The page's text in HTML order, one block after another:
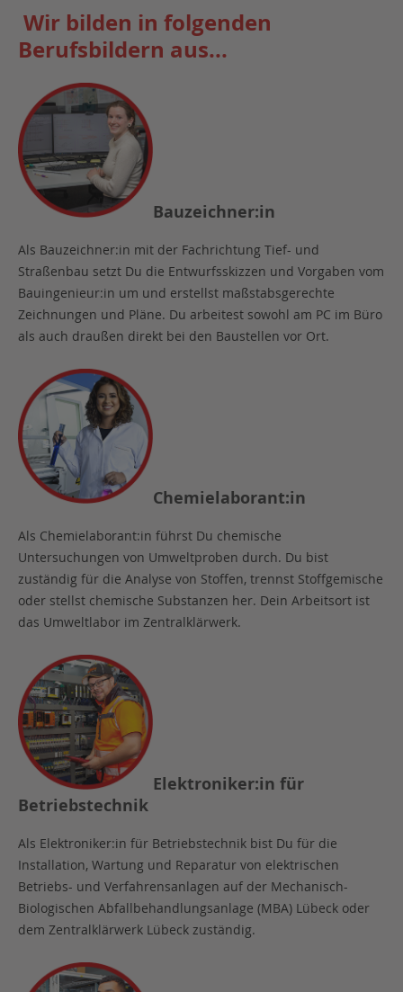
Wir bilden in folgenden
Berufsbildern aus...
Bauzeichner:in
Als Bauzeichner:in mit der Fachrichtung Tief- und
Straßenbau setzt Du die Entwurfsskizzen und Vorgaben vom
Bauingenieur:in um und erstellst maßstabsgerechte
Zeichnungen und Pläne. Du arbeitest sowohl am PC im Büro
als auch draußen direkt bei den Baustellen vor Ort.
Chemielaborant:in
Als Chemielaborant:in führst Du chemische
Untersuchungen von Umweltproben durch. Du bist
zuständig für die Analyse von Stoffen, trennst Stoffgemische
oder stellst chemische Substanzen her. Dein Arbeitsort ist
das Umweltlabor im Zentralklärwerk.
Elektroniker:in für
Betriebstechnik
Als Elektroniker:in für Betriebstechnik bist Du für die
Installation, Wartung und Reparatur von elektrischen
Betriebs- und Verfahrensanlagen auf der Mechanisch-
Biologischen Abfallbehandlungsanlage (MBA) Lübeck oder
dem Zentralklärwerk Lübeck zuständig.